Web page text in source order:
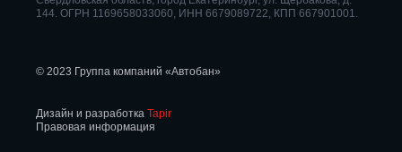
© 2023 Группа компаний «Автобан»
144. ОГРН 1169658033060, ИНН 6679089722, КПП 667901001.
Правовая информация
Дизайн и разработка Tapir